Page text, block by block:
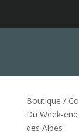
Boutique /
Du Week-end
des Alpes